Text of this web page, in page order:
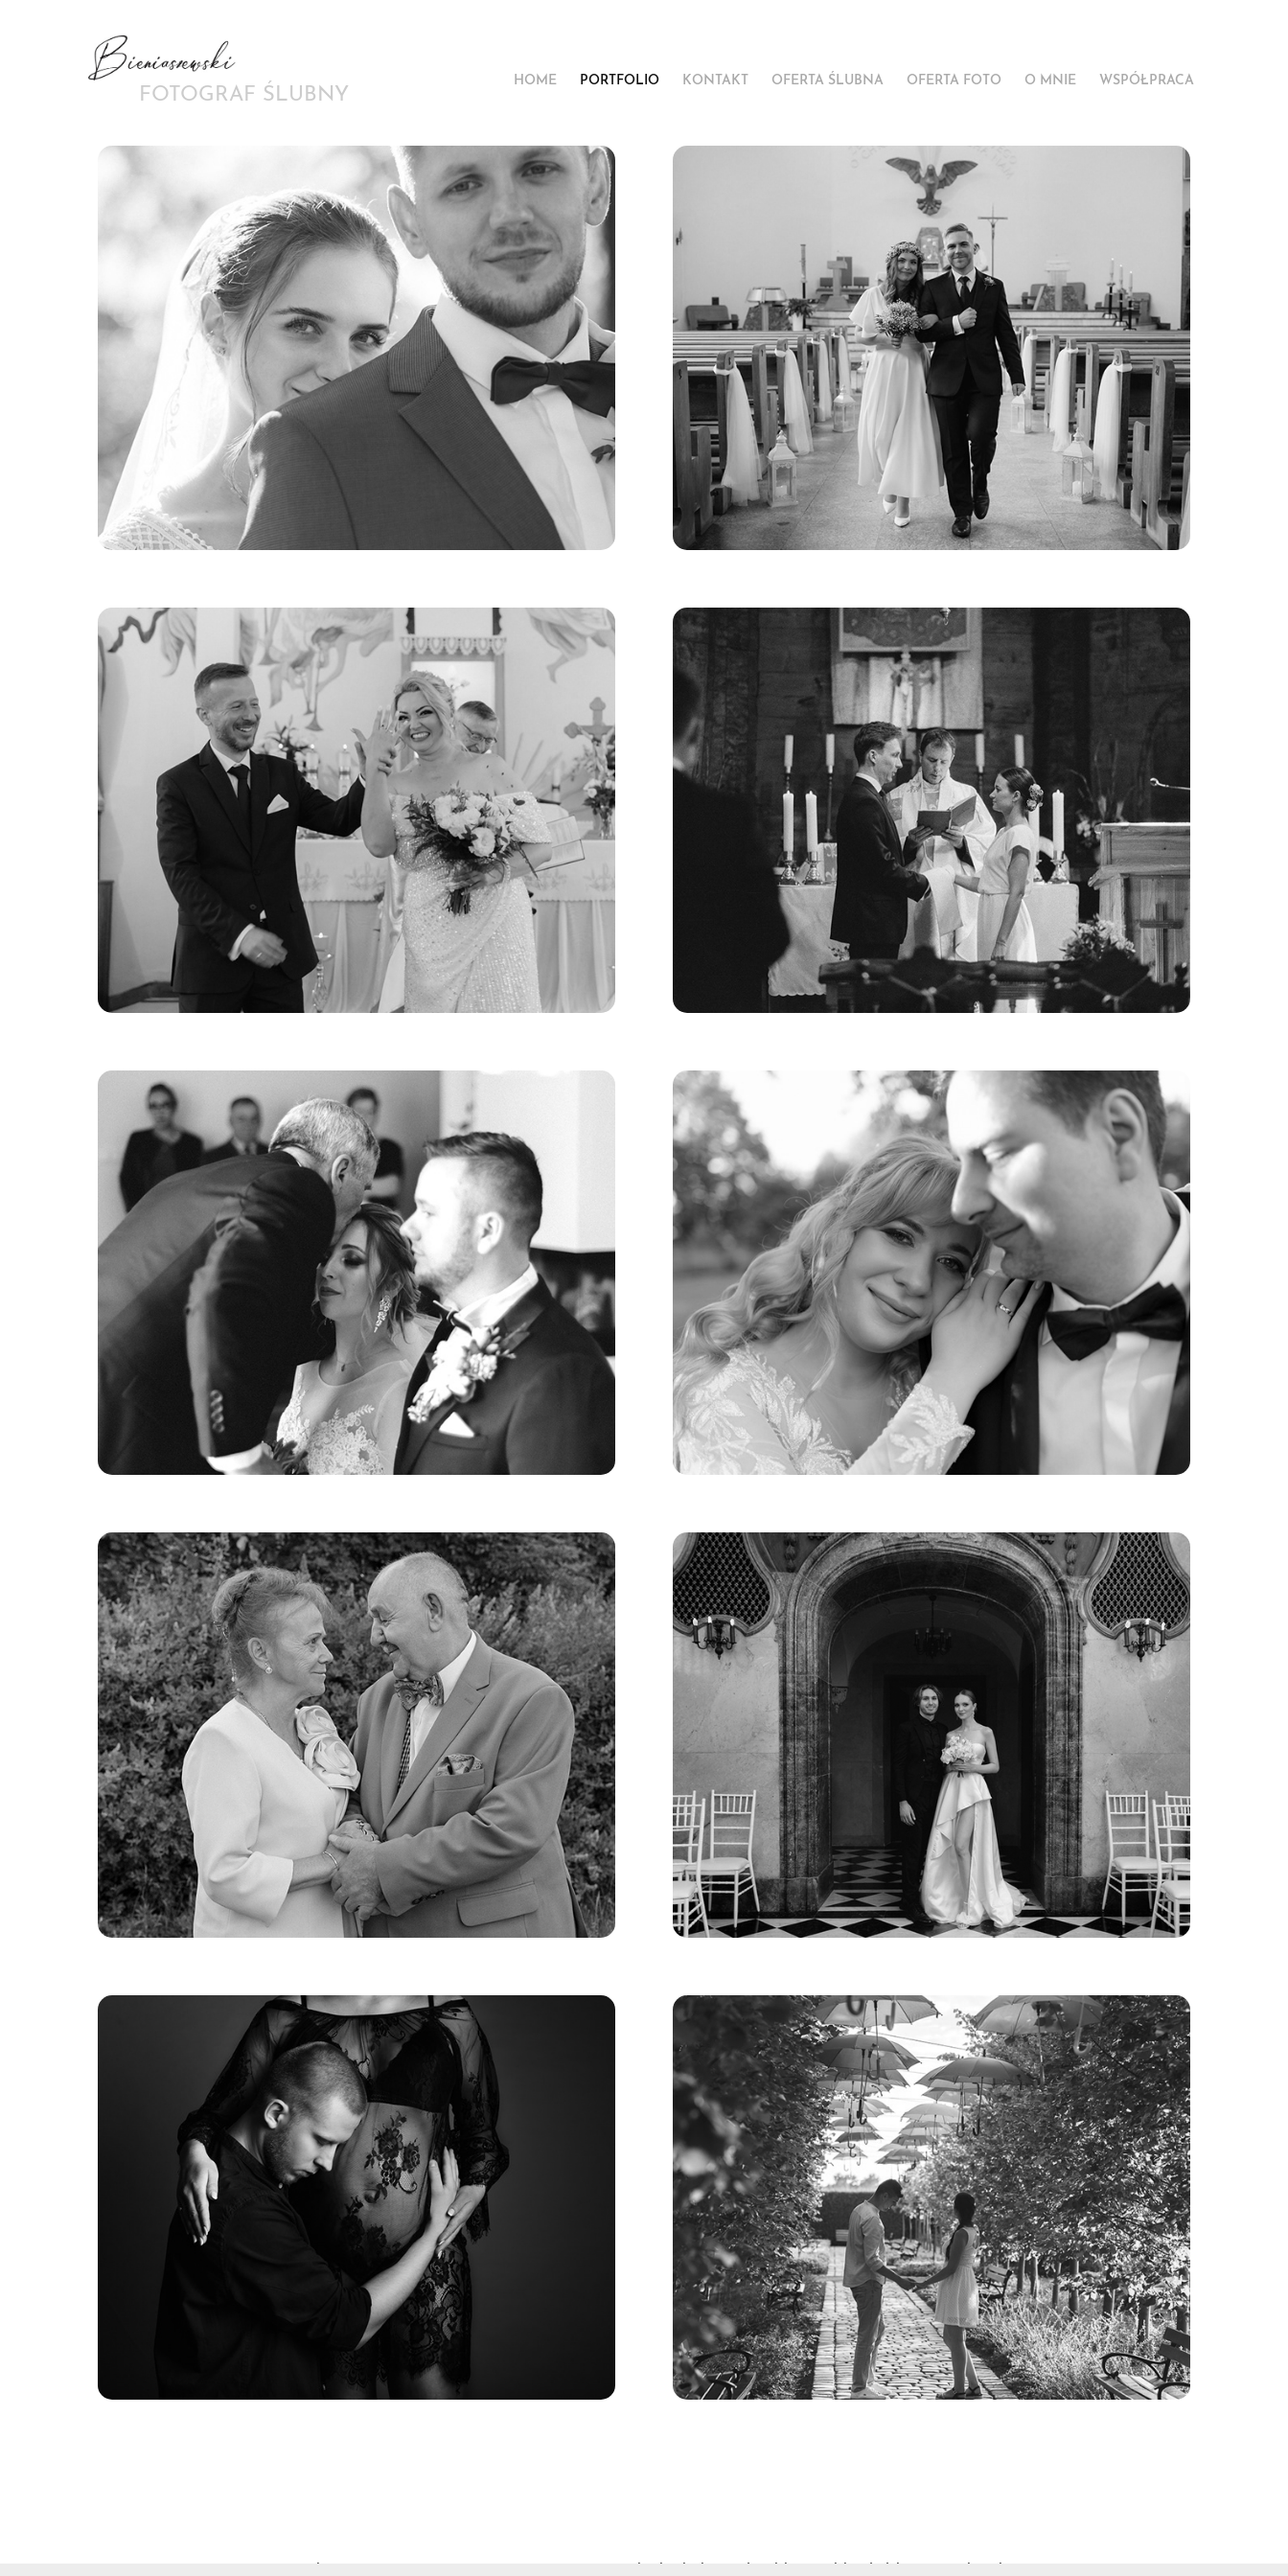
FOTOGRAF ŚLUBNY HOME PORTFOLIO KONTAKT OFERTA ŚLUBNA OFERTA FOTO O MNIE WSPÓŁPRACA
Ślubne Opowieści M+Ł Ślubne Opowieści N+A
Ślubne Opowieści A+A Ślubne Opowieści M+T
Ślubne Opowieści P+J Ślubne Opowieści D+A
Ślubne Opowieści Z+M Best of
Sesje ciążowe Sesje narzeczeńskie
Wszystkie prawa zastrzeżone © 2017 - 2026 Bieniaszewski.pl | śląskie, małopolskie, opolskie, łódzkie i świętokrzyskie